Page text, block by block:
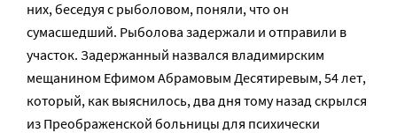
них, беседуя с рыболовом, поняли, что он
сумасшедший. Рыболова задержали и отправили в
участок. Задержанный назвался владимирским
мещанином Ефимом Абрамовым Десятиревым, 54 лет,
который, как выяснилось, два дня тому назад скрылся
из Преображенской больницы для психически